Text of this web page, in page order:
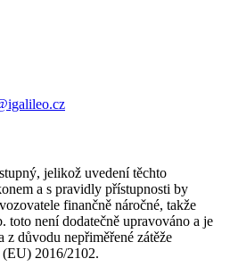
jelikož uvedení těchto
a s pravidly přístupnosti by
finančně náročné, takže
toto není dodatečně upravováno a je
z důvodu nepřiměřené zátěže
2016/2102.